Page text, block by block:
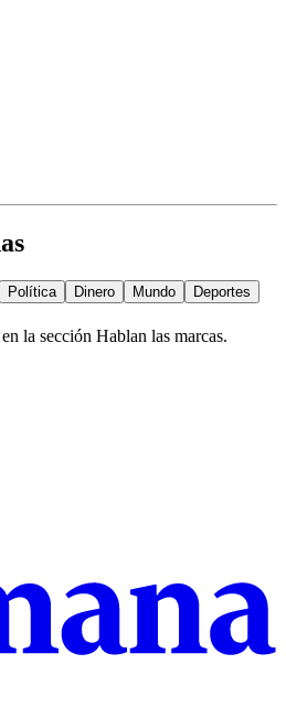
Política Dinero Mundo
Deportes
la sección Hablan las marcas.